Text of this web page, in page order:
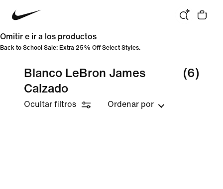
Omitir e ir a los productos
Back to School Sale: Extra 25% Off Select Styles.
Blanco LeBron James
Calzado
(6)
Ocultar filtros Ordenar por